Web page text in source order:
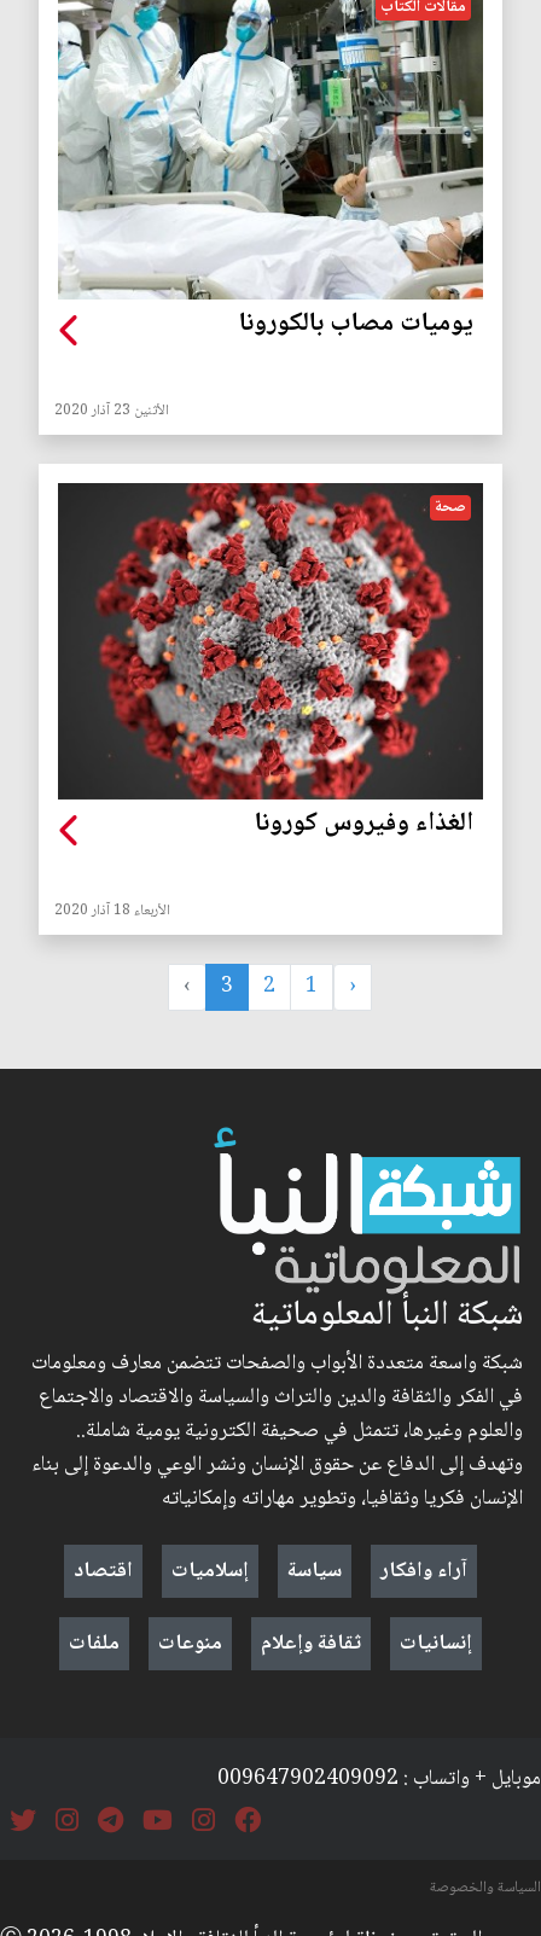
مقالات الكتاب
يوميات مصاب بالكورونا
الأثنين 23 آذار 2020
صحة
الغذاء وفيروس كورونا
الأربعاء 18 آذار 2020
‹
1
2
3
›
شبكة النبأ المعلوماتية
شبكة واسعة متعددة الأبواب والصفحات تتضمن معارف ومعلومات
في الفكر والثقافة والدين والتراث والسياسة والاقتصاد والاجتماع
والعلوم وغيرها، تتمثل في صحيفة الكترونية يومية شاملة..
وتهدف إلى الدفاع عن حقوق الإنسان ونشر الوعي والدعوة إلى بناء
الإنسان فكريا وثقافيا، وتطوير مهاراته وإمكانياته
آراء وافكار
سياسة إسلاميات
اقتصاد
إنسانيات
ثقافة وإعلام منوعات ملفات
موبايل + واتساب : 009647902409092
السياسة والخصوصة